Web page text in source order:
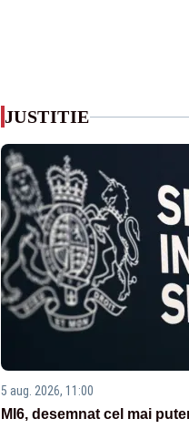
JUSTITIE
5 aug. 2026, 11:00
MI6, desemnat cel mai